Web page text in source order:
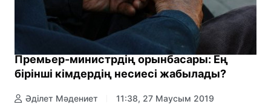
Премьер-министрдің орынбасары: Ең
бірінші кімдердің несиесі жабылады?
Әділет Мәдениет 11:38, 27 Маусым 2019